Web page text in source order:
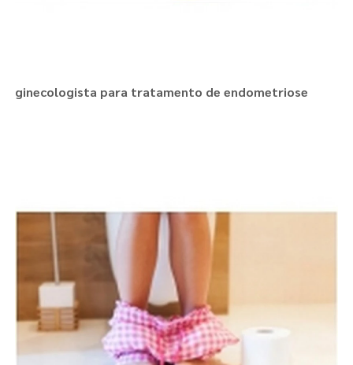
ginecologista para tratamento de endometriose